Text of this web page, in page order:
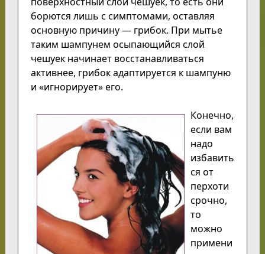
борются лишь с симптомами, оставляя
основную причину — грибок. При мытье
таким шампунем осыпающийся слой
чешуек начинает восстанавливаться
активнее, грибок адаптируется к шампуню
и «игнорирует» его.
Конечно,
если вам
надо
избавить
ся от
перхоти
срочно,
то
можно
примени